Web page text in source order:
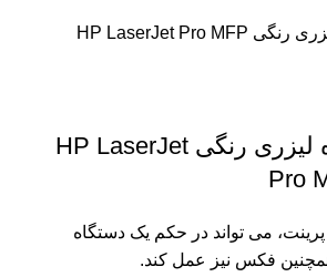
پرینتر چندکاره لیزری رنگی HP LaserJet
Pro
پرینت، می تواند در حکم یک دستگاه
فکس نیز عمل کند.